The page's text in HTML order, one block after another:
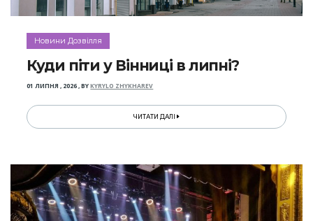
Новини Дозвілля
Куди піти у Вінниці в липні?
01 ЛИПНЯ , 2026,BYKYRYLO ZHYKHAREV
ЧИТАТИ ДАЛІ